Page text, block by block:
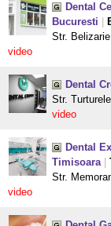
Dental
Bucuresti
Str.
video
Dental
Str.
video
Dental
Timisoara
Str.
video